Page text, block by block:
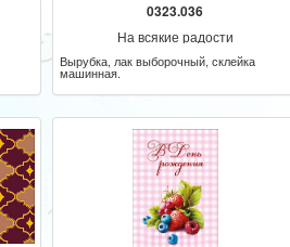
0323.036
На всякие радости
Вырубка, лак выборочный, склейка
машинная.